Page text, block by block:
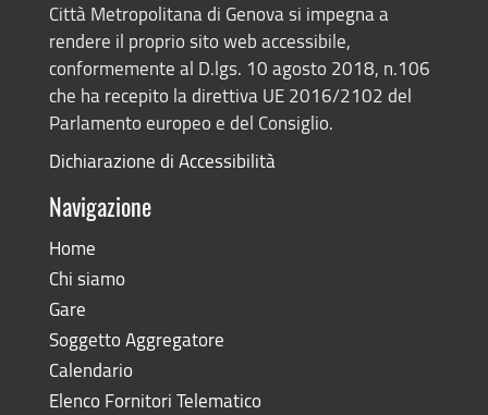
Città Metropolitana di Genova si impegna a
rendere il proprio sito web accessibile,
conformemente al D.lgs. 10 agosto 2018, n.106
che ha recepito la direttiva UE 2016/2102 del
Parlamento europeo e del Consiglio.
Dichiarazione di Accessibilità
Navigazione
Home
Chi siamo
Gare
Soggetto Aggregatore
Calendario
Elenco Fornitori Telematico